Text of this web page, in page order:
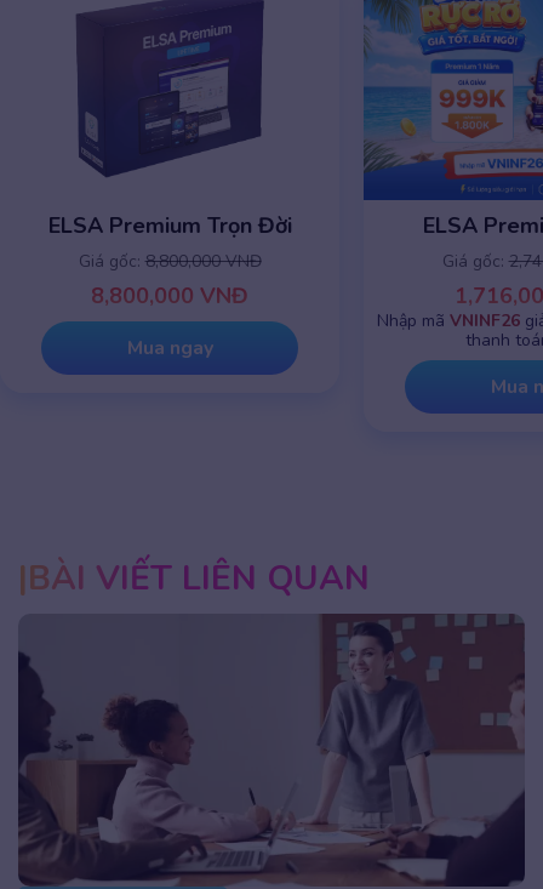
ELSA Premium 1 năm
Giá gốc: 2,745,000 VNĐ
1,716,000 VNĐ
Nhập mãVNINF26giảm chỉ còn999K
thanh toán online
ELSA
Giá gốc:
Mua
BÀI VIẾT LIÊN QUAN